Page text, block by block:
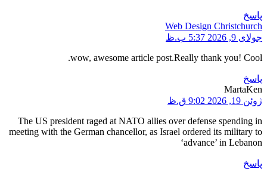
پاسخ
Web Design Christchurch
جولای 9, 2026 5:37 ب.ظ
wow, awesome article post.Really thank you! Cool.
پاسخ
MartaKen
ژوئن 19, 2026 9:02 ق.ظ
The US president raged at NATO allies over defense spending in
meeting with the German chancellor, as Israel ordered its military to
‘advance’ in Lebanon
پاسخ